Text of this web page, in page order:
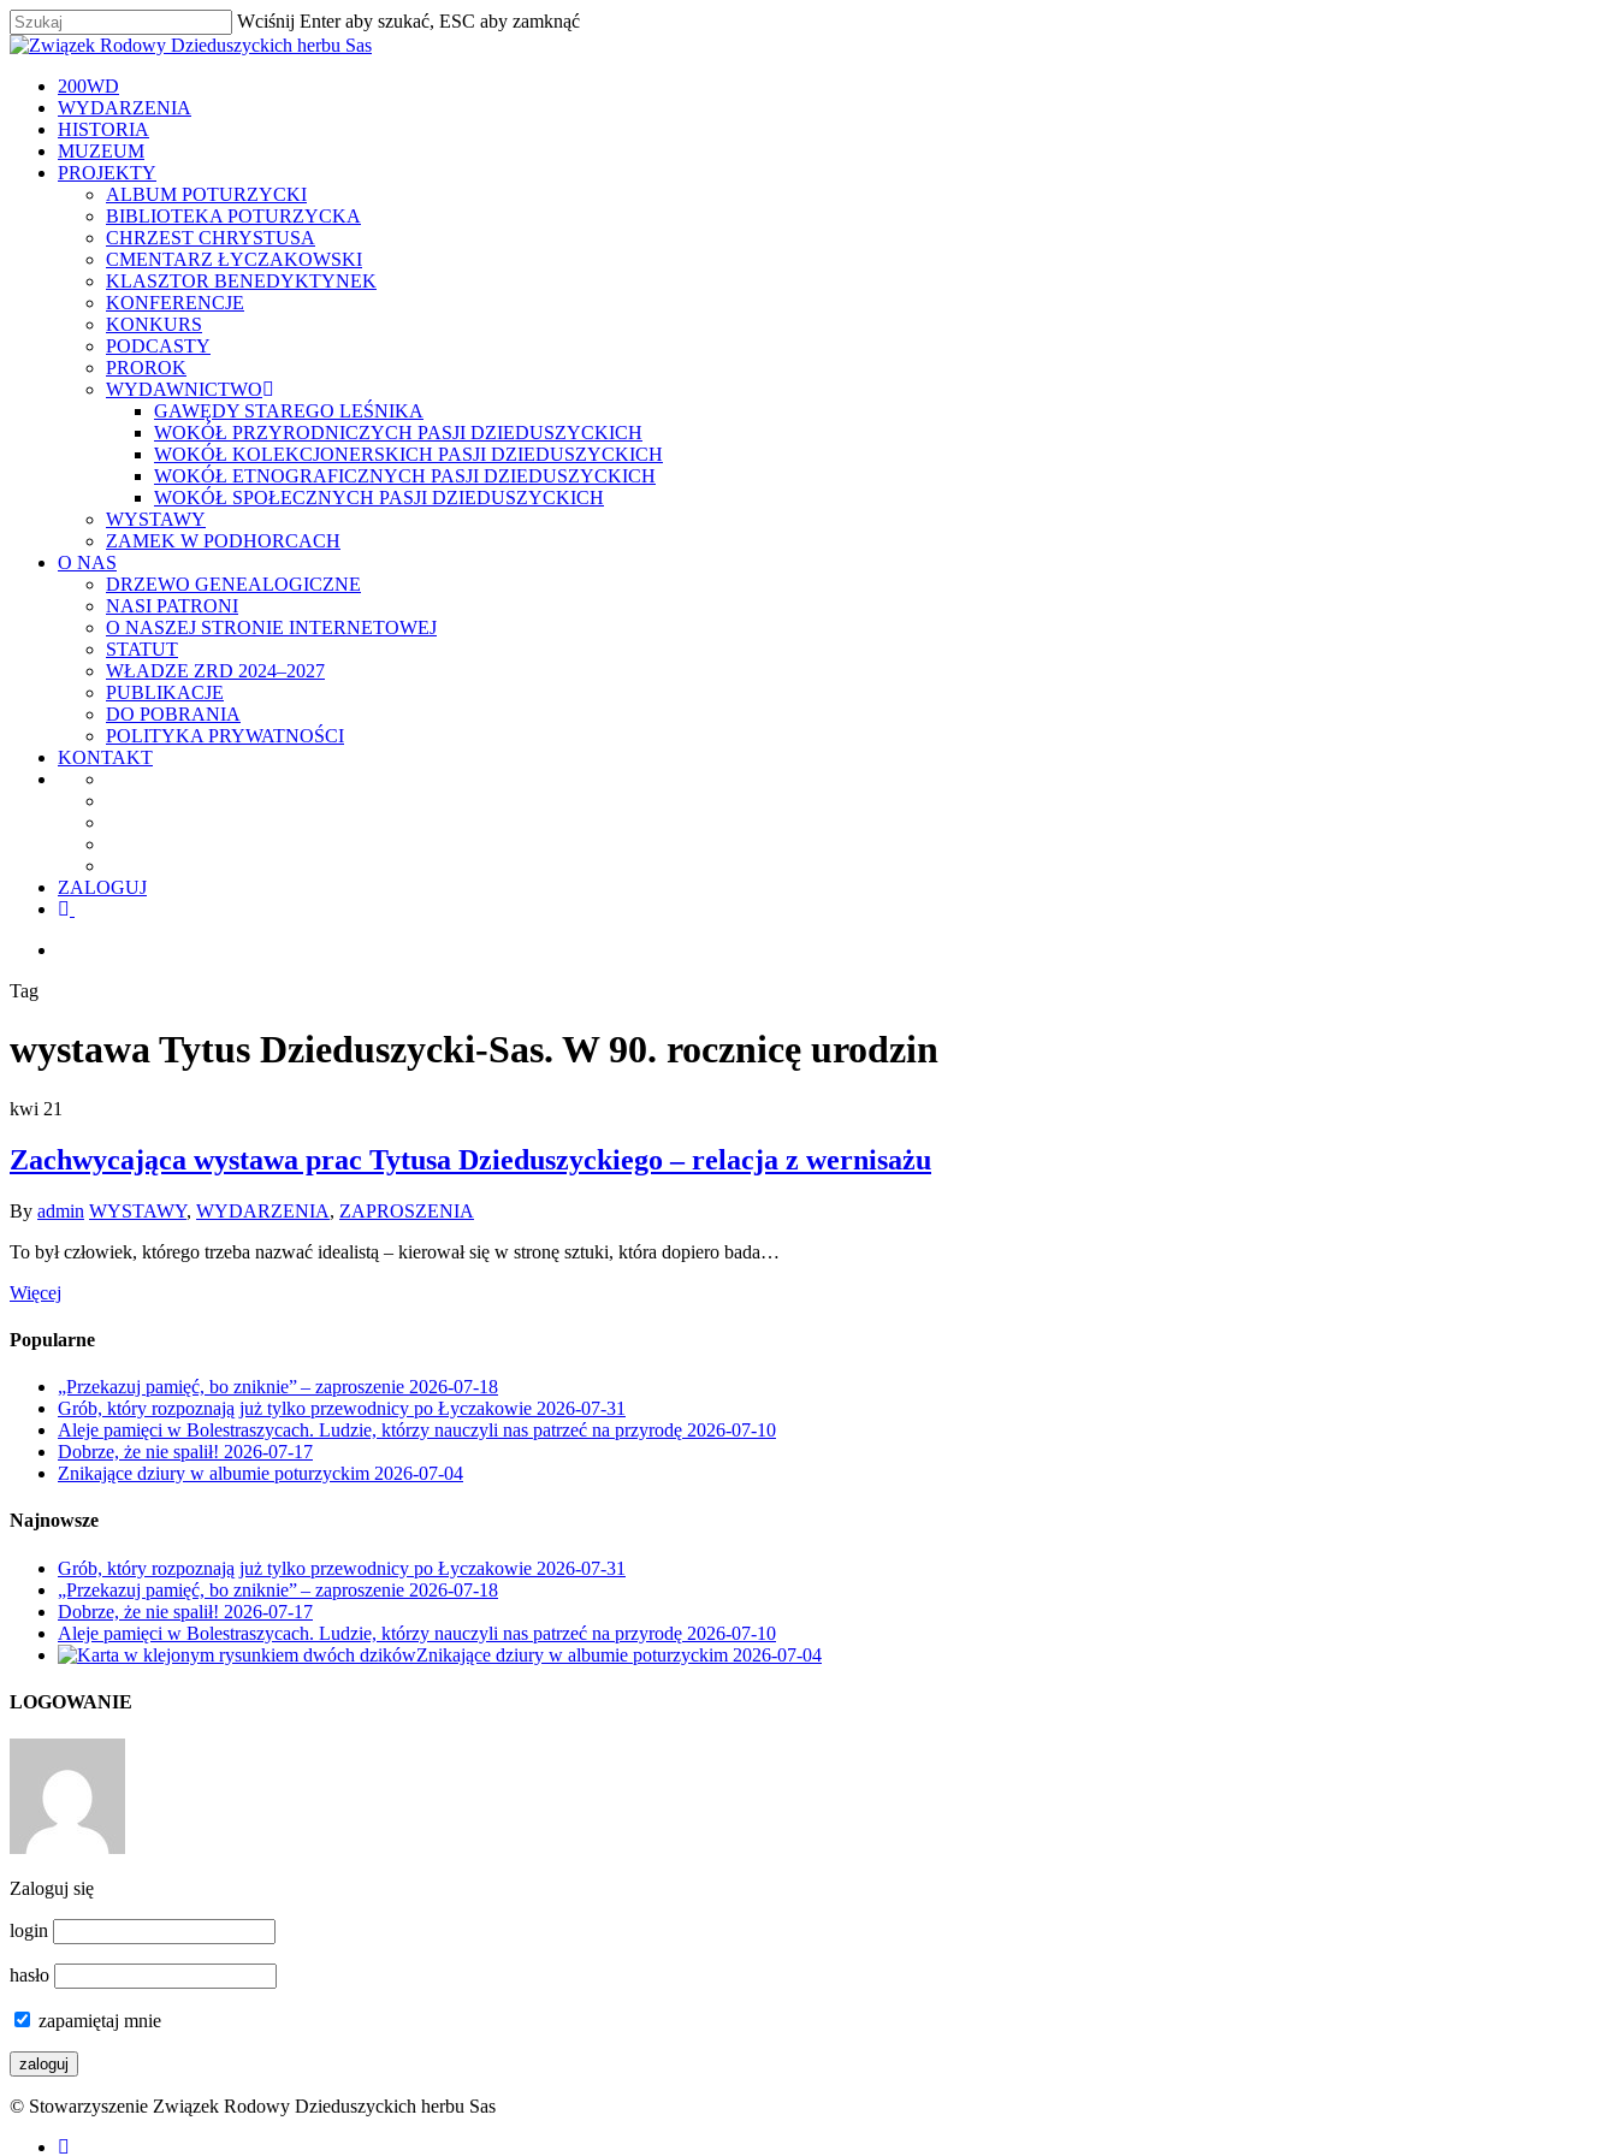
Skip
to
content
Wciśnij Enter aby szukać, ESC aby zamknąć
Zamknij
szukaj
Menu
200WD
WYDARZENIA
HISTORIA
MUZEUM
PROJEKTY
ALBUM POTURZYCKI
BIBLIOTEKA POTURZYCKA
CHRZEST CHRYSTUSA
CMENTARZ ŁYCZAKOWSKI
KLASZTOR BENEDYKTYNEK
KONFERENCJE
KONKURS
PODCASTY
PROROK
WYDAWNICTWO
GAWĘDY STAREGO LEŚNIKA
WOKÓŁ PRZYRODNICZYCH PASJI DZIEDUSZYCKICH
WOKÓŁ KOLEKCJONERSKICH PASJI DZIEDUSZYCKICH
WOKÓŁ ETNOGRAFICZNYCH PASJI DZIEDUSZYCKICH
WOKÓŁ SPOŁECZNYCH PASJI DZIEDUSZYCKICH
WYSTAWY
ZAMEK W PODHORCACH
O NAS
DRZEWO GENEALOGICZNE
NASI PATRONI
O NASZEJ STRONIE INTERNETOWEJ
STATUT
WŁADZE ZRD 2024–2027
PUBLIKACJE
DO POBRANIA
POLITYKA PRYWATNOŚCI
KONTAKT
ZALOGUJ
facebook
Tag
wystawa Tytus Dzieduszycki-Sas. W 90. rocznicę urodzin
kwi 21
Zachwycająca wystawa prac Tytusa Dzieduszyckiego – relacja z wernisażu
By admin WYSTAWY, WYDARZENIA, ZAPROSZENIA
To był człowiek, którego trzeba nazwać idealistą – kierował się w stronę sztuki, która dopiero bada…
Więcej
Popularne
„Przekazuj pamięć, bo zniknie” – zaproszenie 2026-07-18
Grób, który rozpoznają już tylko przewodnicy po Łyczakowie 2026-07-31
Aleje pamięci w Bolestraszycach. Ludzie, którzy nauczyli nas patrzeć na przyrodę 2026-07-10
Dobrze, że nie spalił! 2026-07-17
Znikające dziury w albumie poturzyckim 2026-07-04
Najnowsze
Grób, który rozpoznają już tylko przewodnicy po Łyczakowie 2026-07-31
„Przekazuj pamięć, bo zniknie” – zaproszenie 2026-07-18
Dobrze, że nie spalił! 2026-07-17
Aleje pamięci w Bolestraszycach. Ludzie, którzy nauczyli nas patrzeć na przyrodę 2026-07-10
Znikające dziury w albumie poturzyckim 2026-07-04
LOGOWANIE
Zaloguj się
login
hasło
zapamiętaj mnie
© Stowarzyszenie Związek Rodowy Dzieduszyckich herbu Sas
facebook